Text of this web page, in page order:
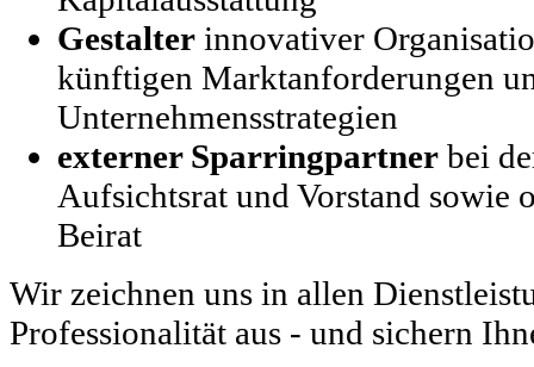
Gestalter innovativer
künftigen Marktanforderungen
Unternehmensstrategien
externer Sparringpartner bei
Aufsichtsrat und Vorstand sowie
Beirat
Wir zeichnen uns in allen
Professionalität aus - und sichern